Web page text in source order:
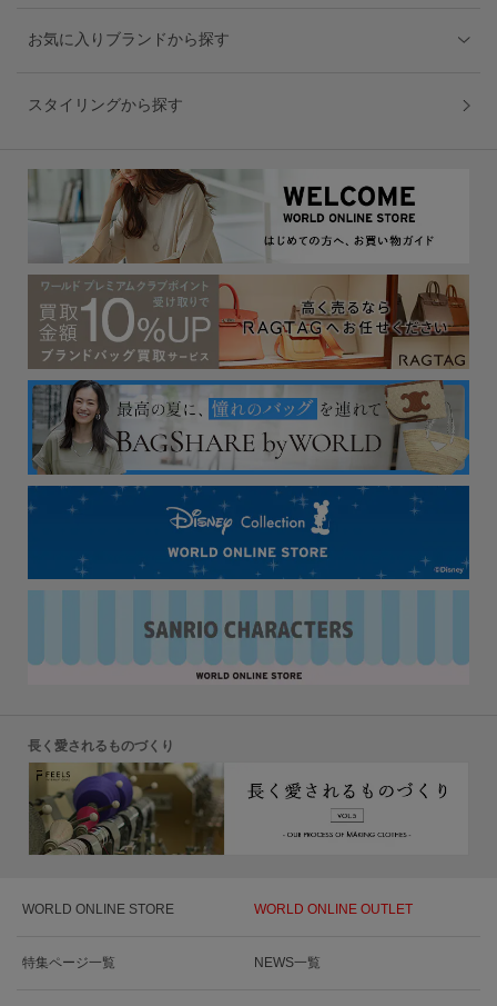
お気に入りブランドから探す
スタイリングから探す
長く愛されるものづくり
WORLD ONLINE STORE WORLD ONLINE OUTLET
特集ページ一覧 NEWS一覧